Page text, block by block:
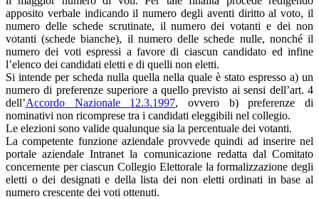
apposito verbale indicando il numero degli aventi diritto al voto, il
numero delle schede scrutinate, il numero dei votanti e dei non
votanti (schede bianche), il numero delle schede nulle, nonché il
numero dei voti espressi a favore di ciascun candidato ed infine
l’elenco dei candidati eletti e di quelli non eletti.
Si intende per scheda nulla quella nella quale è stato espresso a) un
numero di preferenze superiore a quello previsto ai sensi dell’art. 4
dell’Accordo Nazionale 12.3.1997, ovvero b) preferenze di
nominativi non ricomprese tra i candidati eleggibili nel collegio.
Le elezioni sono valide qualunque sia la percentuale dei votanti.
La competente funzione aziendale provvede quindi ad inserire nel
portale aziendale Intranet la comunicazione redatta dal Comitato
concernente per ciascun Collegio Elettorale la formalizzazione degli
eletti o dei designati e della lista dei non eletti ordinati in base al
numero crescente dei voti ottenuti.